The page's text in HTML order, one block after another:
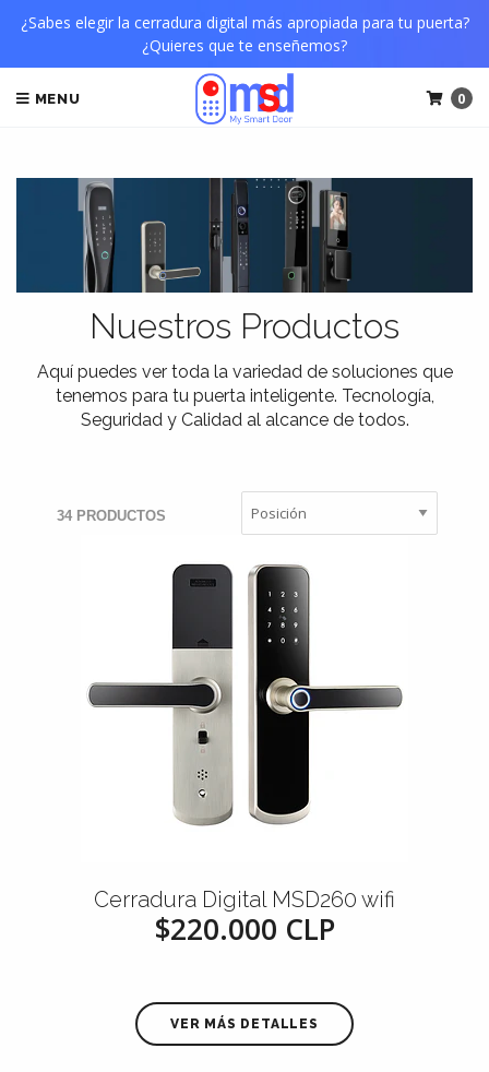
¿Sabes elegir la cerradura digital más apropiada para tu puerta?
¿Quieres que te enseñemos?
MENU 0
Nuestros Productos
Aquí puedes ver toda la variedad de soluciones que
tenemos para tu puerta inteligente. Tecnología,
Seguridad y Calidad al alcance de todos.
34 PRODUCTOS
Cerradura Digital MSD260 wifi
$220.000 CLP
VER MÁS DETALLES